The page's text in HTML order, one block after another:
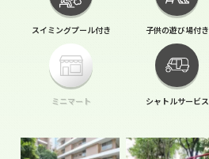
スイミングプール付き 子供の遊び場付き
ミニマート シャトルサービス